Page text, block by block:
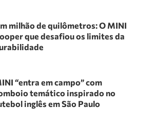
milhão de quilômetros: O MINI
que desafiou os limites da
“entra em campo” com
temático inspirado no
inglês em São Paulo